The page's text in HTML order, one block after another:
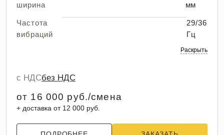
ширина
мм
Частота
вибраций
29/36
Гц
Раскрыть
с НДСбез НДС
от 16 000 руб./смена
+ доставка от 12 000 руб.